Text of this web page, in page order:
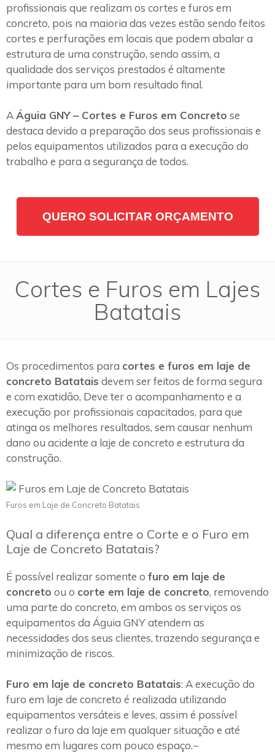
profissionais que realizam os cortes e furos em
concreto, pois na maioria das vezes estão sendo feitos
cortes e perfurações em locais que podem abalar a
estrutura de uma construção, sendo assim, a
qualidade dos serviços prestados é altamente
importante para um bom resultado final.
AÁguia GNY – Cortes e Furos em Concreto se
destaca devido a preparação dos seus profissionais e
pelos equipamentos utilizados para a execução do
trabalho e para a segurança de todos.
QUERO SOLICITAR ORÇAMENTO
Cortes e Furos em Lajes
Batatais
Os procedimentos para cortes e furos em laje de
concreto Batatais devem ser feitos de forma segura
e com exatidão, Deve ter o acompanhamento e a
execução por profissionais capacitados, para que
atinga os melhores resultados, sem causar nenhum
dano ou acidente a laje de concreto e estrutura da
construção.
Furos em Laje de Concreto Batatais
Qual a diferença entre o Corte e o Furo em
Laje de Concreto Batatais?
É possível realizar somente o furo em laje de
concreto ou o corte em laje de concreto, removendo
uma parte do concreto, em ambos os serviços os
equipamentos da Águia GNY atendem as
necessidades dos seus clientes, trazendo segurança e
minimização de riscos.
Furo em laje de concreto Batatais: A execução do
furo em laje de concreto é realizada utilizando
equipamentos versáteis e leves, assim é possível
realizar o furo da laje em qualquer situação e até
mesmo em lugares com pouco espaço.~